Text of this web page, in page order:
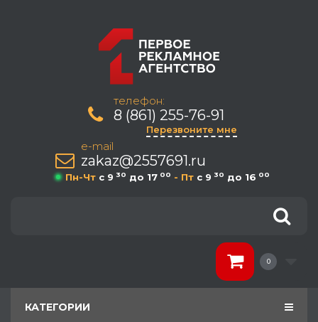
телефон:
8 (861) 255-76-91
Перезвоните мне
e-mail
zakaz@2557691.ru
Пн-Чт c 9 30 до 17 00 - Пт c 9 30 до 16 00
0
КАТЕГОРИИ